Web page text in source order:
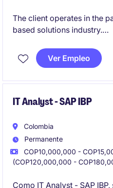
The client operates in the
based solutions industry.
Ver Empleo
IT Analyst - SAP IBP
Colombia
Permanente
COP10,000,000 -
(COP120,000,000 -
Como IT Analyst - SAP